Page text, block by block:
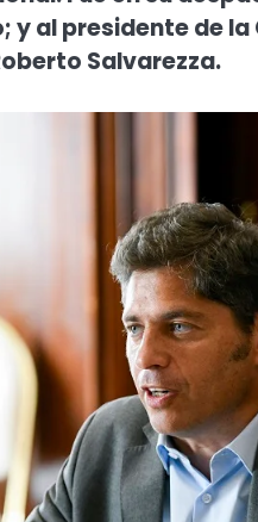
y al presidente de
Salvarezza.